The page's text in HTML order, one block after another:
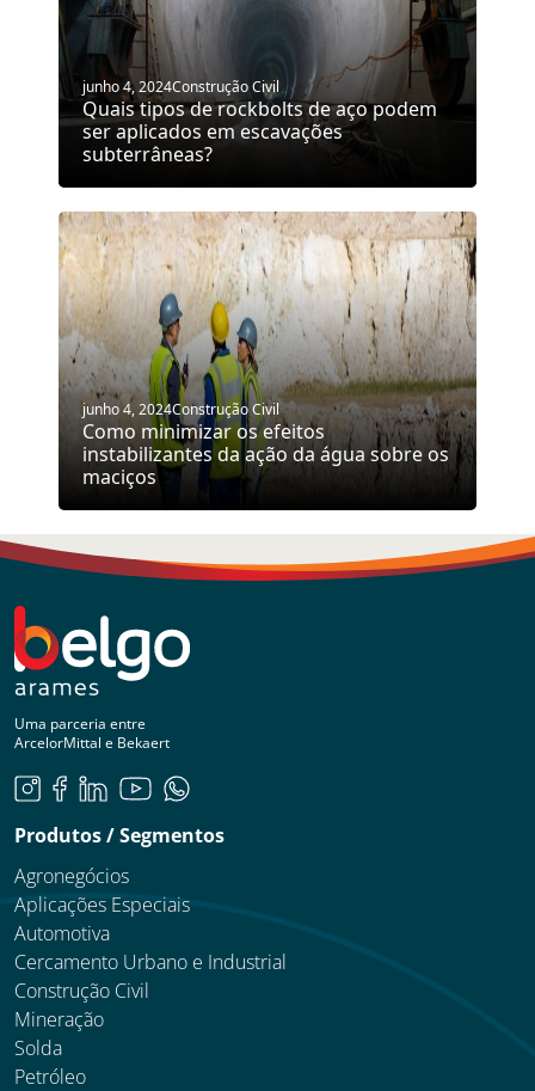
junho 4, 2024Construção Civil
Quais tipos de rockbolts de aço podem
ser aplicados em escavações
subterrâneas?
junho 4, 2024Construção Civil
Como minimizar os efeitos
instabilizantes da ação da água sobre os
maciços
Uma parceria entre
ArcelorMittal e Bekaert
Produtos / Segmentos
Agronegócios
Aplicações Especiais
Automotiva
Cercamento Urbano e Industrial
Construção Civil
Mineração
Solda
Petróleo